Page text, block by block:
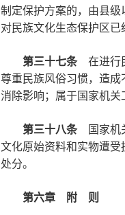
制定保护方案的，由县
对民族文化生态保护区
第三十七条在进行
尊重民族风俗习惯，造
消除影响；属于国家机
第三十八条国家机
文化原始资料和实物遭
处分。
第六章 附 则